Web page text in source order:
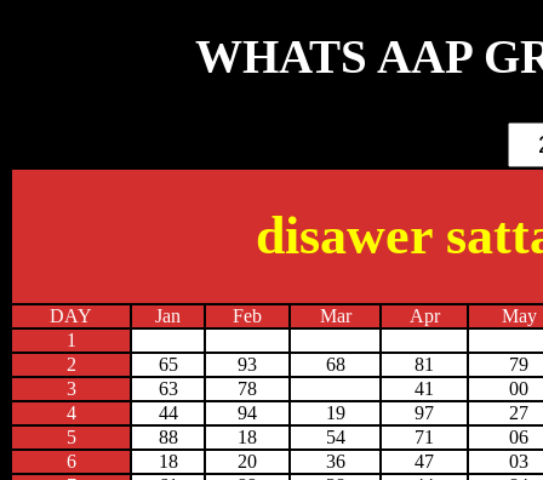
WHATS AAP
disawer
DAY Jan Feb Mar Apr
May
1
2
65 93 68 81
79
3
63 78 41
00
4
44 94 19 97
27
5
88 18 54 71
06
6
18 20 36 47
03